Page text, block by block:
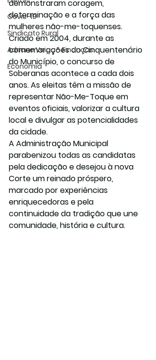
Covic-19
Sindicato Rural
Adriane Veiga - Finanças
Economia
demonstraram coragem,
determinação e a força das
mulheres não-me-toquenses.
Criado em 2004, durante as
comemorações do Cinquentenário
do Município, o concurso de
Soberanas acontece a cada dois
anos. As eleitas têm a missão de
representar Não-Me-Toque em
eventos oficiais, valorizar a cultura
local e divulgar as potencialidades
da cidade.
A Administração Municipal
parabenizou todas as candidatas
pela dedicação e desejou à nova
Corte um reinado próspero,
marcado por experiências
enriquecedoras e pela
continuidade da tradição que une
comunidade, história e cultura.